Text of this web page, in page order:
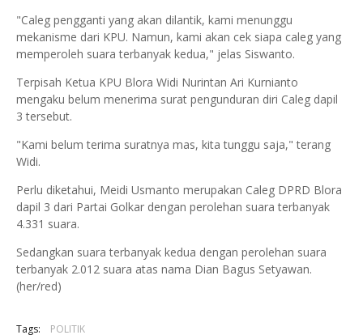
"Caleg pengganti yang akan dilantik, kami menunggu
mekanisme dari KPU. Namun, kami akan cek siapa caleg yang
memperoleh suara terbanyak kedua," jelas Siswanto.
Terpisah Ketua KPU Blora Widi Nurintan Ari Kurnianto
mengaku belum menerima surat pengunduran diri Caleg dapil
3 tersebut.
"Kami belum terima suratnya mas, kita tunggu saja," terang
Widi.
Perlu diketahui, Meidi Usmanto merupakan Caleg DPRD Blora
dapil 3 dari Partai Golkar dengan perolehan suara terbanyak
4.331 suara.
Sedangkan suara terbanyak kedua dengan perolehan suara
terbanyak 2.012 suara atas nama Dian Bagus Setyawan.
(her/red)
Tags: POLITIK